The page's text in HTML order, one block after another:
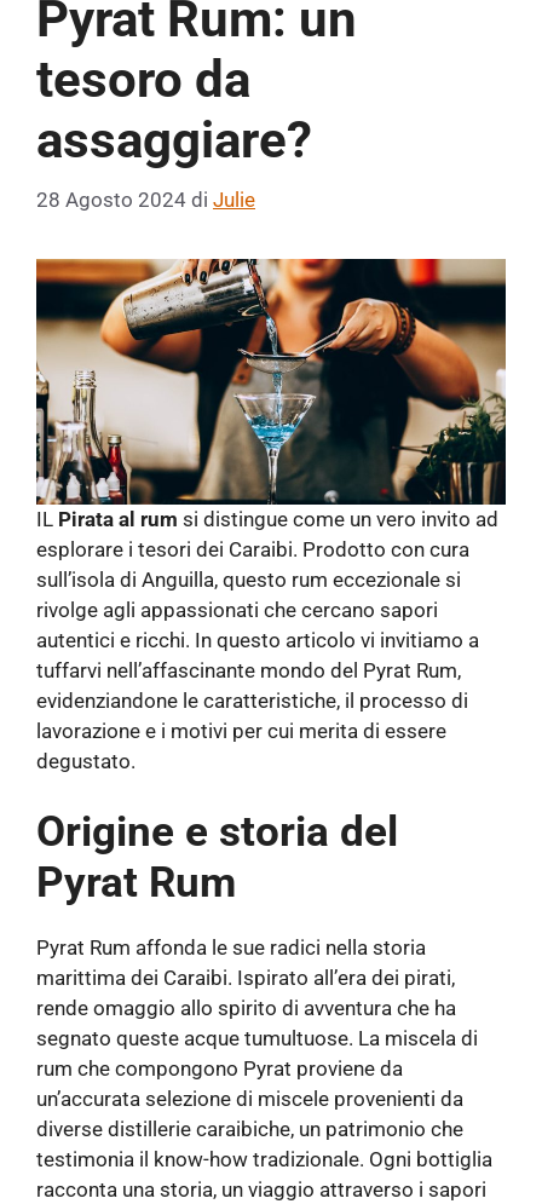
Pyrat Rum: un
tesoro da
assaggiare?
28 Agosto 2024 di Julie
IL Pirata al rum si distingue come un vero invito ad
esplorare i tesori dei Caraibi. Prodotto con cura
sull’isola di Anguilla, questo rum eccezionale si
rivolge agli appassionati che cercano sapori
autentici e ricchi. In questo articolo vi invitiamo a
tuffarvi nell’affascinante mondo del Pyrat Rum,
evidenziandone le caratteristiche, il processo di
lavorazione e i motivi per cui merita di essere
degustato.
Origine e storia del
Pyrat Rum
Pyrat Rum affonda le sue radici nella storia
marittima dei Caraibi. Ispirato all’era dei pirati,
rende omaggio allo spirito di avventura che ha
segnato queste acque tumultuose. La miscela di
rum che compongono Pyrat proviene da
un’accurata selezione di miscele provenienti da
diverse distillerie caraibiche, un patrimonio che
testimonia il know-how tradizionale. Ogni bottiglia
racconta una storia, un viaggio attraverso i sapori